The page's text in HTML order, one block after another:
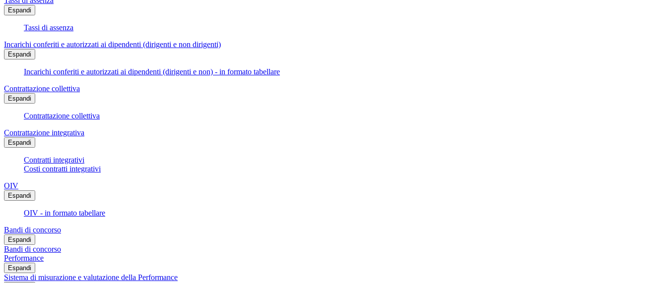
Espandi
Tassi di assenza
Incarichi conferiti e autorizzati ai dipendenti (dirigenti e non dirigenti)
Espandi
Incarichi conferiti e autorizzati ai dipendenti (dirigenti e non) - in formato tabellare
Contrattazione collettiva
Espandi
Contrattazione collettiva
Contrattazione integrativa
Espandi
Contratti integrativi
Costi contratti integrativi
OIV
Espandi
OIV - in formato tabellare
Bandi di concorso
Espandi
Bandi di concorso
Performance
Espandi
Sistema di misurazione e valutazione della Performance